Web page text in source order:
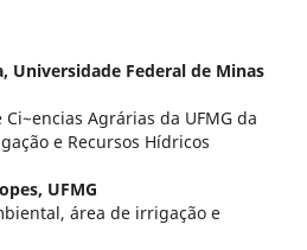
Universidade Federal de Minas
Agrárias da UFMG da
e Recursos Hídricos
UFMG
área de irrigação e